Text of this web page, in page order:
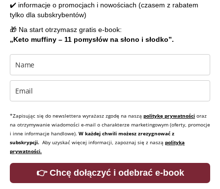
✔️ informacje o promocjach i nowościach (czasem z rabatem
tylko dla subskrybentów)
🎁 Na start otrzymasz gratis e-book:
„Keto muffiny – 11 pomysłów na słono i słodko”.
*Zapisując się do newslettera wyrażasz zgodę na naszą politykę prywatności oraz
na otrzymywanie wiadomości e-mail o charakterze marketingowym (oferty, promocje
i inne informacje handlowe). W każdej chwili możesz zrezygnować z
subskrypcji. Aby uzyskać więcej informacji, zapoznaj się z naszą polityką
prywatności.
👉 Chcę dołączyć i odebrać e-book